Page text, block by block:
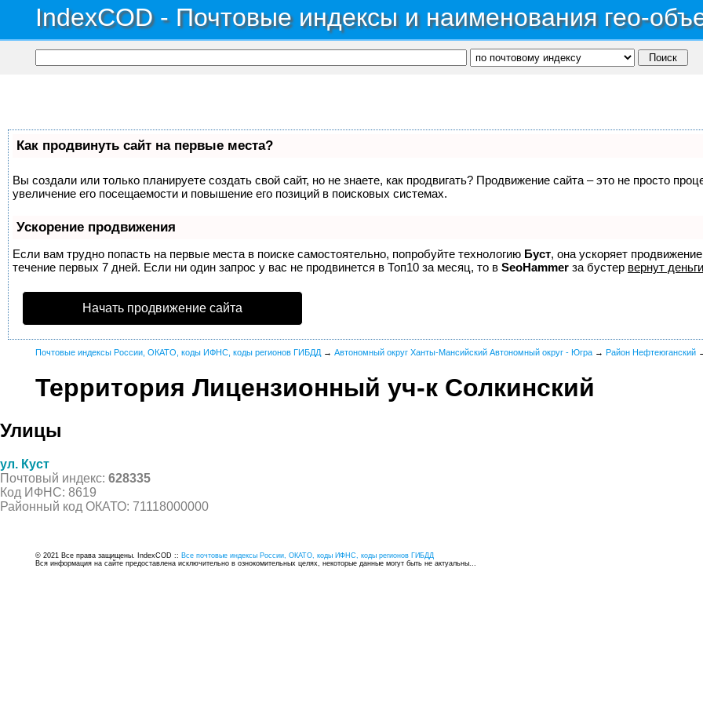
IndexCOD - Почтовые индексы и наименования гео-
Как продвинуть сайт на первые места?
Вы создали или только планируете создать свой сайт, но не знаете, как продвигать? Продвижение сайта – это не просто
увеличение его посещаемости и повышение его позиций в поисковых системах.
Ускорение продвижения
Если вам трудно попасть на первые места в поиске самостоятельно, попробуйте технологию Буст, она ускоряет
течение первых 7 дней. Если ни один запрос у вас не продвинется в Топ10 за месяц, то в SeoHammer за бустер вернут
Начать продвижение сайта
Почтовые индексы России, ОКАТО, коды ИФНС, коды регионов ГИБДД → Автономный округ Ханты-Мансийский Автономный округ - Югра → Район Нефтеюганский
Территория Лицензионный уч-к Солкинский
Улицы
ул. Куст
Почтовый индекс: 628335
Код ИФНС: 8619
Районный код ОКАТО: 71118000000
© 2021 Все права защищены. IndexCOD :: Все почтовые индексы России, ОКАТО, коды ИФНС, коды регионов ГИБДД
Вся информация на сайте предоставлена исключительно в ознокомительных целях, некоторые данные могут быть не актуальны...